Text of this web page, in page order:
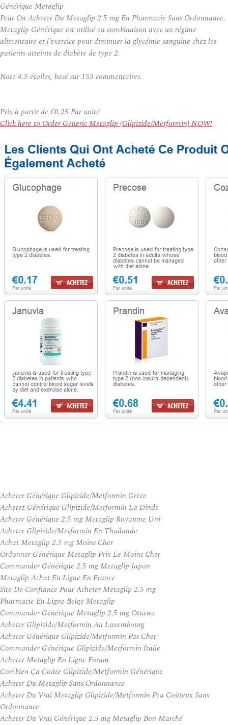
Générique Metaglip
Peut On Acheter Du Metaglip 2.5 mg En Pharmacie Sans Ordonnance.
Metaglip Générique est utilisé en combinaison avec un régime
alimentaire et l’exercice pour diminuer la glycémie sanguine chez les
patients atteints de diabète de type 2.
Note 4.5 étoiles, basé sur 153 commentaires.
Prix à partir de €0.25 Par unité
Click here to Order Generic Metaglip (Glipizide/Metformin) NOW!
Acheter Générique Glipizide/Metformin Grèce
Achetez Générique Glipizide/Metformin La Dinde
Acheter Générique 2.5 mg Metaglip Royaume Uni
Acheter Glipizide/Metformin En Thailande
Achat Metaglip 2.5 mg Moins Cher
Ordonner Générique Metaglip Prix Le Moins Cher
Commander Générique 2.5 mg Metaglip Japon
Metaglip Achat En Ligne En France
Site De Confiance Pour Acheter Metaglip 2.5 mg
Pharmacie En Ligne Belge Metaglip
Commander Générique Metaglip 2.5 mg Ottawa
Acheter Glipizide/Metformin Au Luxembourg
Acheter Générique Glipizide/Metformin Pas Cher
Commander Générique Glipizide/Metformin Italie
Acheter Metaglip En Ligne Forum
Combien Ça Coûte Glipizide/Metformin Générique
Acheter Du Metaglip Sans Ordonnance
Acheter Du Vrai Metaglip Glipizide/Metformin Peu Coûteux Sans
Ordonnance
Acheter Du Vrai Générique 2.5 mg Metaglip Bon Marché